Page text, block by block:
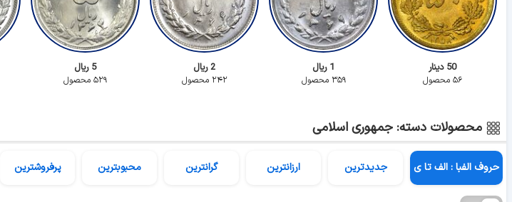
50 دینار
۵۶ محصول
1 ریال
۳۵۹ محصول
2 ریال
۲۴۲ محصول
5 ریال
۵۲۹ محصول
محصولات دسته: جمهوری اسلامی
حروف الفبا : الف تا ی جدیدترین ارزانترین گرانترین محبوبترین پرفروشترین